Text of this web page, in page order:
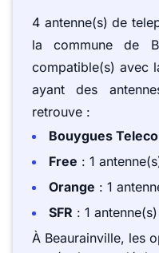
4 antenne(s) de
la commune de
compatible(s) avec
ayant des
retrouve :
Bouygues
Free : 1
Orange : 1
SFR : 1 antenne(s)
À Beaurainville, les